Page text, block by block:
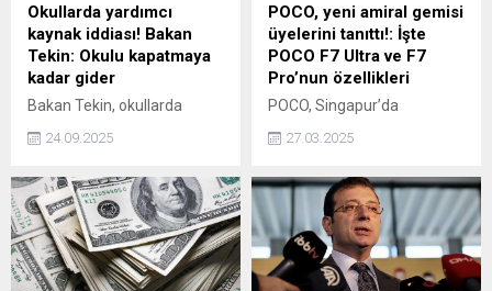
Okullarda yardımcı
kaynak iddiası! Bakan
Tekin: Okulu kapatmaya
kadar gider
Bakan Tekin, okullarda
dayatması yapıldığı
kapatmaya kadar gider"
dedi. Tekin, 12 yıllık eğitimin
uzun olduğu konusuna
katıldığını ve bu konuda
değerlendirmeler yapıldığını
24.09.2025
POCO, yeni amiral gemisi
üyelerini tanıttı!: İşte
POCO F7 Ultra ve F7
Pro’nun özellikleri
POCO, Singapur’da
etkinliğinde amiral gemisi
POCO F7 Ultra ve POCO F7
Pro’yu tanıttı.
27.03.2025